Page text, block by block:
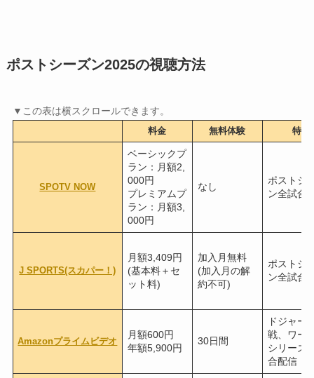
ポストシーズン2025の視聴方法
料金 無料体験 特徴
SPOTV NOW
ベーシックプ
ラン：月額2,
000円
プレミアムプ
ラン：月額3,
000円
なし
ポストシ
ン全試合
J SPORTS(スカパー！)
月額3,409円
(基本料＋セ
ット料)
加入月無料
(加入月の解
約不可)
ポストシ
ン全試合
Amazonプライムビデオ
月額600円
年額5,900円
30日間
ドジャー
戦、ワー
シリーズ
合配信